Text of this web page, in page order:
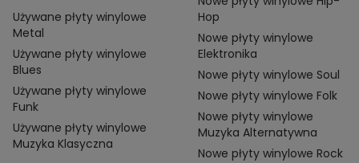
Używane płyty winylowe
Metal
Używane płyty winylowe
Blues
Używane płyty winylowe
Funk
Używane płyty winylowe
Muzyka Klasyczna
Hop
Nowe płyty winylowe
Elektronika
Nowe płyty winylowe Soul
Nowe płyty winylowe Folk
Nowe płyty winylowe
Muzyka Alternatywna
Nowe płyty winylowe Rock